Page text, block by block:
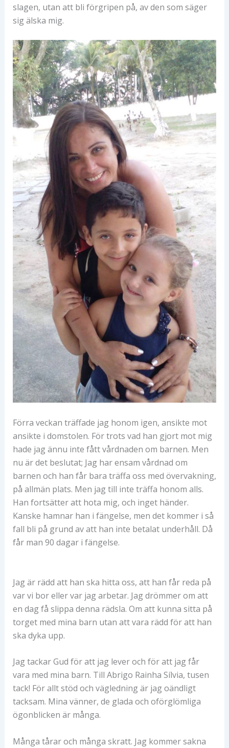
slagen, utan att bli förgripen på, av den som säger
sig älska mig.
Förra veckan träffade jag honom igen, ansikte mot
ansikte i domstolen. För trots vad han gjort mot mig
hade jag ännu inte fått vårdnaden om barnen. Men
nu är det beslutat; Jag har ensam vårdnad om
barnen och han får bara träffa oss med övervakning,
på allmän plats. Men jag till inte träffa honom alls.
Han fortsätter att hota mig, och inget händer.
Kanske hamnar han i fängelse, men det kommer i så
fall bli på grund av att han inte betalat underhåll. Då
får man 90 dagar i fängelse.
Jag är rädd att han ska hitta oss, att han får reda på
var vi bor eller var jag arbetar. Jag drömmer om att
en dag få slippa denna rädsla. Om att kunna sitta på
torget med mina barn utan att vara rädd för att han
ska dyka upp.
Jag tackar Gud för att jag lever och för att jag får
vara med mina barn. Till Abrigo Rainha Sílvia, tusen
tack! För allt stöd och vägledning är jag oändligt
tacksam. Mina vänner, de glada och oförglömliga
ögonblicken är många.
Många tårar och många skratt. Jag kommer sakna